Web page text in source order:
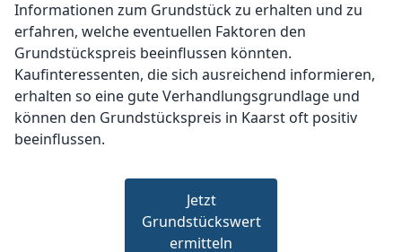
Informationen zum Grundstück zu erhalten und zu
erfahren, welche eventuellen Faktoren den
Grundstückspreis beeinflussen könnten.
Kaufinteressenten, die sich ausreichend informieren,
erhalten so eine gute Verhandlungsgrundlage und
können den Grundstückspreis in Kaarst oft positiv
beeinflussen.
Jetzt
Grundstückswert
ermitteln